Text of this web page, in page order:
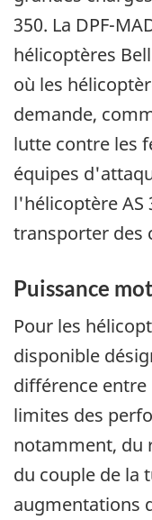
350. La DPF-
hélicoptères
où les
demande,
lutte contre les
équipes
l'hélicoptère AS
transporter des
Puissance
Pour les
disponible
différence entre
limites des
notamment, du
du couple de la
augmentations